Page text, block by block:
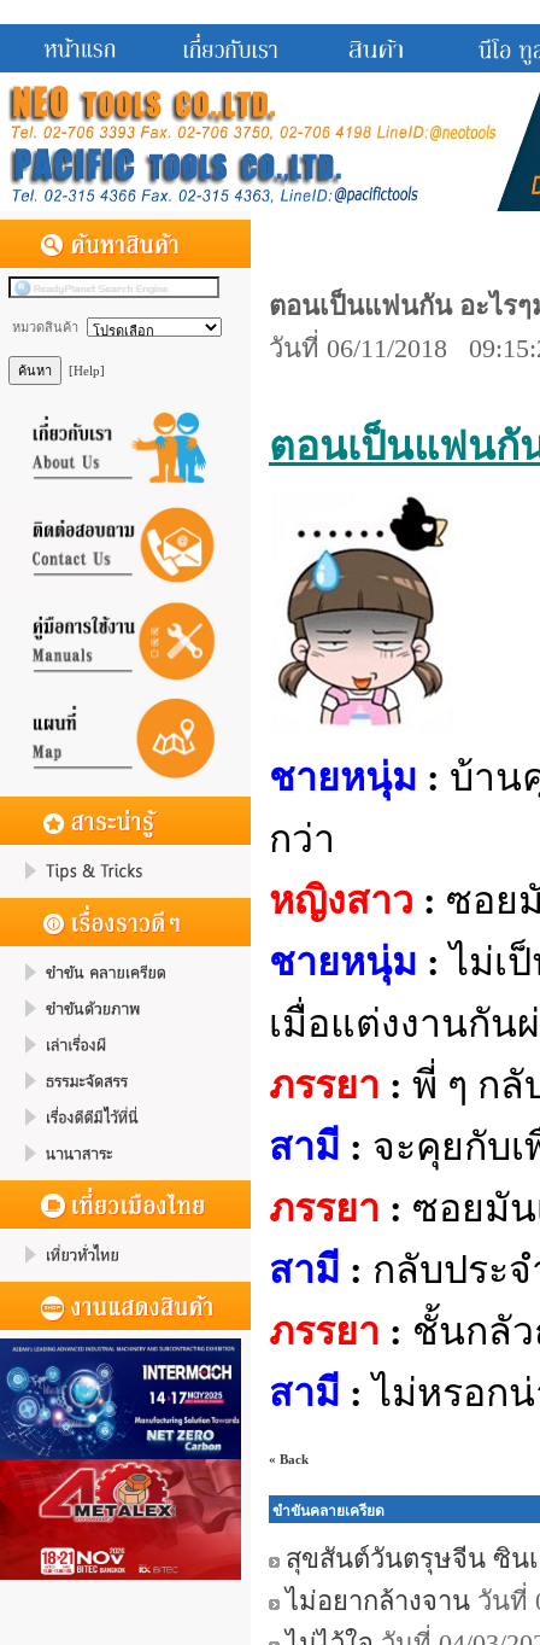
หมวดสินค้า
[Help]
ตอนเป็นแฟนกัน อะไร
วันที่ 06/11/2018
ตอนเป็นแฟนกั
ชายหนุ่ม : บ้าน
กว่า
หญิงสาว : ซอย
ชายหนุ่ม : ไม่เ
เมื่อแต่งงานกัน
ภรรยา : พี่ ๆ กลั
สามี : จะคุยกับ
ภรรยา : ซอยมัน
สามี : กลับประ
ภรรยา : ชั้นกลั
สามี : ไม่หรอกน่
« Back
ขำขันคลายเครียด
สุขสันต์วันตรุษจีน ซิน
ไม่อยากล้างจาน วันที่